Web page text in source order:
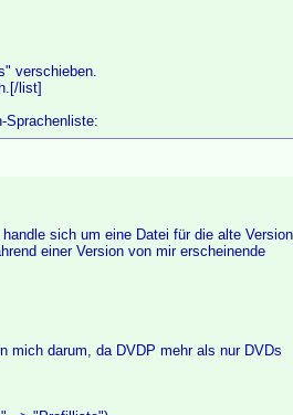
verschieben.
list]
Sprachenliste:
sich um eine Datei für die alte Version
einer Version von mir erscheinende
mich darum, da DVDP mehr als nur DVDs